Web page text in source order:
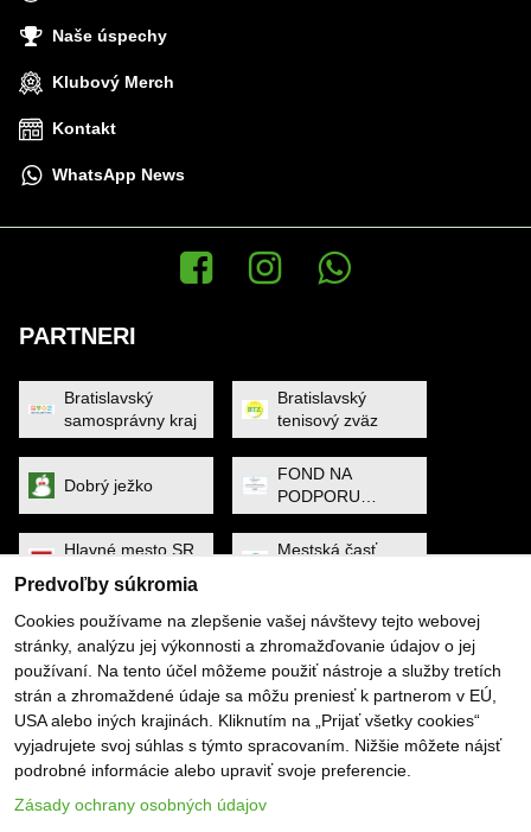
Naše úspechy
Klubový Merch
Kontakt
WhatsApp News
Facebook Instagram WhatsApp News
PARTNERI
Bratislavský
samosprávny kraj
Bratislavský
tenisový zväz
Dobrý ježko
FOND NA
PODPORU
ŠPORTU
Hlavné mesto SR
Bratislava
Mestská časť
MINISTERSTVO
CESTOVNÉHO
RUCHU A
ŠPORTU
Noa Raven
Obec Dunajská
Lužná
PYGMALIOS
Slovenský
tenisový zväz
SP SOFTWARE
Predvoľby súkromia
Cookies používame na zlepšenie vašej návštevy tejto webovej
stránky, analýzu jej výkonnosti a zhromažďovanie údajov o jej
používaní. Na tento účel môžeme použiť nástroje a služby tretích
strán a zhromaždené údaje sa môžu preniesť k partnerom v EÚ,
USA alebo iných krajinách. Kliknutím na „Prijať všetky cookies“
vyjadrujete svoj súhlas s týmto spracovaním. Nižšie môžete nájsť
podrobné informácie alebo upraviť svoje preferencie.
Zásady ochrany osobných údajov